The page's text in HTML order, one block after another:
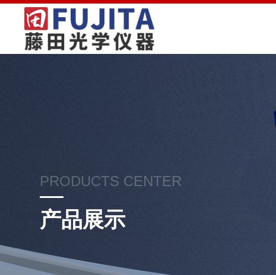
PRODUCTS CENTER
产品展示